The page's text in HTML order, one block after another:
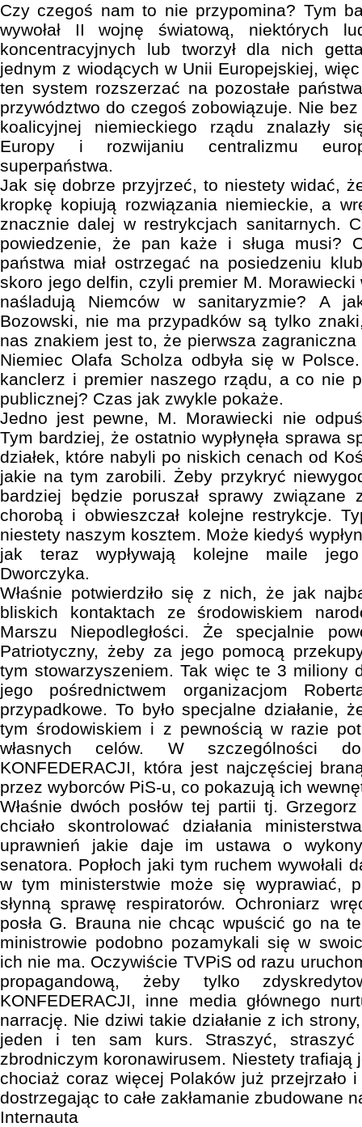
Czy czegoś nam to nie przypomina? Tym
wywołał II wojnę światową, niektórych
koncentracyjnych lub tworzył dla nich
jednym z wiodących w Unii Europejskiej, więc
ten system rozszerzać na pozostałe
przywództwo do czegoś zobowiązuje. Nie
koalicyjnej niemieckiego rządu znalazły
Europy i rozwijaniu centralizmu
superpaństwa.
Jak się dobrze przyjrzeć, to niestety widać,
kropkę kopiują rozwiązania niemieckie, a
znacznie dalej w restrykcjach sanitarnych.
powiedzenie, że pan każe i sługa musi?
państwa miał ostrzegać na posiedzeniu
skoro jego delfin, czyli premier M.
naśladują Niemców w sanitaryzmie? A
Bozowski, nie ma przypadków są tylko
nas znakiem jest to, że pierwsza
Niemiec Olafa Scholza odbyła się w
kanclerz i premier naszego rządu, a co nie
publicznej? Czas jak zwykle pokaże.
Jedno jest pewne, M. Morawiecki nie
Tym bardziej, że ostatnio wypłynęła sprawa
działek, które nabyli po niskich cenach od
jakie na tym zarobili. Żeby przykryć
bardziej będzie poruszał sprawy związane
chorobą i obwieszczał kolejne restrykcje.
niestety naszym kosztem. Może kiedyś
jak teraz wypływają kolejne maile jego
Dworczyka.
Właśnie potwierdziło się z nich, że jak
bliskich kontaktach ze środowiskiem
Marszu Niepodległości. Że specjalnie
Patriotyczny, żeby za jego pomocą
tym stowarzyszeniem. Tak więc te 3 miliony
jego pośrednictwem organizacjom
przypadkowe. To było specjalne działanie,
tym środowiskiem i z pewnością w razie
własnych celów. W szczególności
KONFEDERACJI, która jest najczęściej
przez wyborców PiS-u, co pokazują ich
Właśnie dwóch posłów tej partii tj.
chciało skontrolować działania
uprawnień jakie daje im ustawa o
senatora. Popłoch jaki tym ruchem wywołali
w tym ministerstwie może się wyprawiać,
słynną sprawę respiratorów. Ochroniarz
posła G. Brauna nie chcąc wpuścić go na
ministrowie podobno pozamykali się w
ich nie ma. Oczywiście TVPiS od razu
propagandową, żeby tylko
KONFEDERACJI, inne media głównego
narrację. Nie dziwi takie działanie z ich
jeden i ten sam kurs. Straszyć,
zbrodniczym koronawirusem. Niestety trafiają
chociaż coraz więcej Polaków już przejrzało
dostrzegając to całe zakłamanie zbudowane
Internauta